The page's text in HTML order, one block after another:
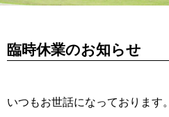
臨時休業のお知らせ
いつもお世話になっております。